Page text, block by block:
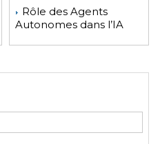
Rôle des Agents
Autonomes dans l’IA